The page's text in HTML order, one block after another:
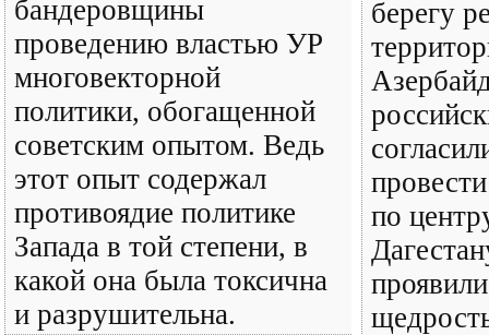
бандеровщины
проведению властью УР
многовекторной
политики, обогащенной
советским опытом. Ведь
этот опыт содержал
противоядие политике
Запада в той степени, в
какой она была токсична
и разрушительна.
берегу
по